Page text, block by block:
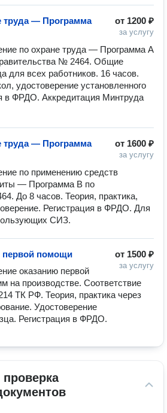
от 1200 ₽
за услугу
труда — Программа
по охране труда — Программа А
№ 2464. Общие
для всех работников. 16 часов.
удостоверение установленного
в ФРДО. Аккредитация Минтруда
от 1600 ₽
за услугу
труда — Программа
по применению средств
— Программа В по
До 8 часов. Теория, практика,
Регистрация в ФРДО. Для
СИЗ.
от 1500 ₽
за услугу
первой помощи
оказанию первой
на производстве. Соответствие
ТК РФ. Теория, практика через
Удостоверение
Регистрация в ФРДО.